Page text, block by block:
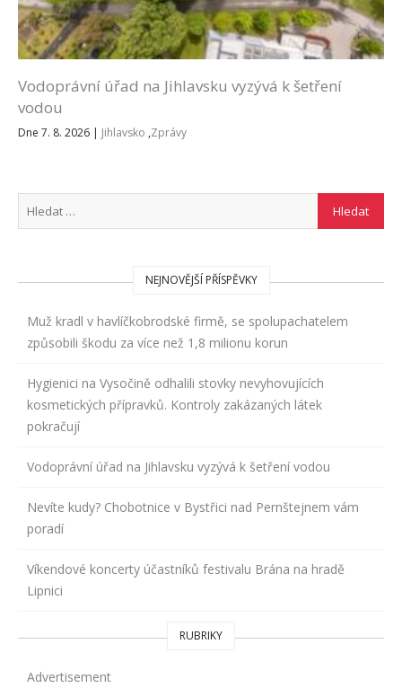
Vodoprávní úřad na Jihlavsku vyzývá k šetření
vodou
Dne 7. 8. 2026 | Jihlavsko ,Zprávy
NEJNOVĚJŠÍ PŘÍSPĚVKY
Muž kradl v havlíčkobrodské firmě, se spolupachatelem
způsobili škodu za více než 1,8 milionu korun
Hygienici na Vysočině odhalili stovky nevyhovujících
kosmetických přípravků. Kontroly zakázaných látek
pokračují
Vodoprávní úřad na Jihlavsku vyzývá k šetření vodou
Nevíte kudy? Chobotnice v Bystřici nad Pernštejnem vám
poradí
Víkendové koncerty účastníků festivalu Brána na hradě
Lipnici
RUBRIKY
Advertisement